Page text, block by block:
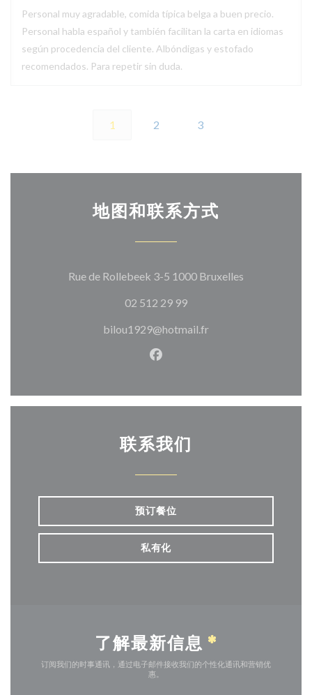
Personal muy agradable, comida típica belga a buen precio.
Personal habla español y también facilitan la carta en idiomas
según procedencia del cliente. Albóndigas y estofado
recomendados. Para repetir sin duda.
1 2 3
地图和联系方式
Rue de Rollebeek 3-5 1000 Bruxelles
02 512 29 99
bilou1929@hotmail.fr
Facebook ((在新窗口中打开
联系我们
预订餐位
私有化
了解最新信息 *
订阅我们的时事通讯，通过电子邮件接收我们的个性化通讯和营销优
惠。